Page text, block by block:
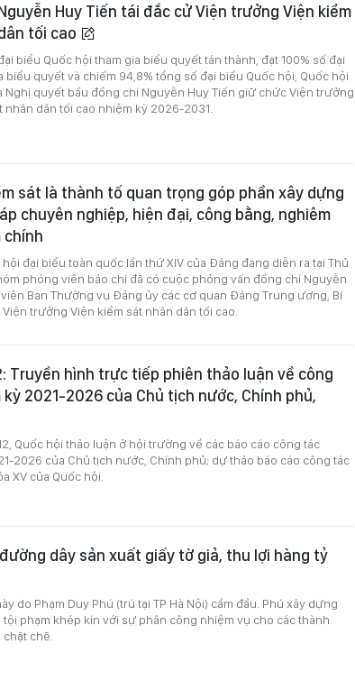
Huy Tiến tái đắc cử Viện trưởng Viện kiểm
tối cao
biểu Quốc hội tham gia biểu quyết tán thành, đạt 100% số đại
biểu quyết và chiếm 94,8% tổng số đại biểu Quốc hội, Quốc hội
Nghị quyết bầu đồng chí Nguyễn Huy Tiến giữ chức Viện trưởng
nhân dân tối cao nhiệm kỳ 2026-2031.
sát là thành tố quan trọng góp phần xây dựng
chuyên nghiệp, hiện đại, công bằng, nghiêm
chính
đại biểu toàn quốc lần thứ XIV của Đảng đang diễn ra tại Thủ
phóng viên báo chí đã có cuộc phỏng vấn đồng chí Nguyễn
viên Ban Thường vụ Đảng ủy các cơ quan Đảng Trung ương, Bí
trưởng Viện kiểm sát nhân dân tối cao.
Truyền hình trực tiếp phiên thảo luận về công
2021-2026 của Chủ tịch nước, Chính phủ,
Quốc hội thảo luận ở hội trường về các báo cáo công tác
2026 của Chủ tịch nước, Chính phủ; dự thảo báo cáo công tác
XV của Quốc hội.
dây sản xuất giấy tờ giả, thu lợi hàng tỷ
do Phạm Duy Phú (trú tại TP Hà Nội) cầm đầu. Phú xây dựng
tội phạm khép kín với sự phân công nhiệm vụ cho các thành
chẽ.